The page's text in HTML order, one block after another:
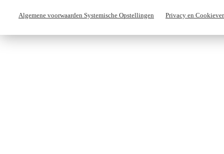
Algemene voorwaarden Systemische Opstellingen Privacy en